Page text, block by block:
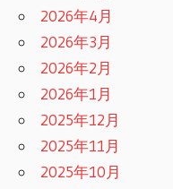
2026年4月
2026年3月
2026年2月
2026年1月
2025年12月
2025年11月
2025年10月